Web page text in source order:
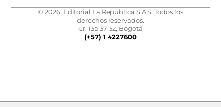
© 2026, Editorial La República S.A.S. Todos los
derechos reservados.
Cr. 13a 37-32, Bogotá
(+57) 1 4227600